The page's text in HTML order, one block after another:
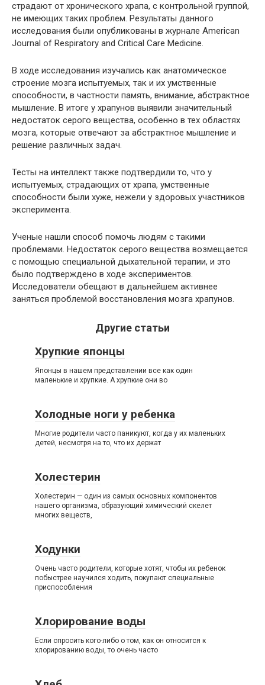
страдают от хронического храпа, с контрольной группой,
не имеющих таких проблем. Результаты данного
исследования были опубликованы в журнале American
Journal of Respiratory and Critical Care Medicine.
В ходе исследования изучались как анатомическое
строение мозга испытуемых, так и их умственные
способности, в частности память, внимание, абстрактное
мышление. В итоге у храпунов выявили значительный
недостаток серого вещества, особенно в тех областях
мозга, которые отвечают за абстрактное мышление и
решение различных задач.
Тесты на интеллект также подтвердили то, что у
испытуемых, страдающих от храпа, умственные
способности были хуже, нежели у здоровых участников
эксперимента.
Ученые нашли способ помочь людям с такими
проблемами. Недостаток серого вещества возмещается
с помощью специальной дыхательной терапии, и это
было подтверждено в ходе экспериментов.
Исследователи обещают в дальнейшем активнее
заняться проблемой восстановления мозга храпунов.
Другие статьи
Хрупкие японцы
Японцы в нашем представлении все как один
маленькие и хрупкие. А хрупкие они во
Холодные ноги у ребенка
Многие родители часто паникуют, когда у их маленьких
детей, несмотря на то, что их держат
Холестерин
Холестерин — один из самых основных компонентов
нашего организма, образующий химический скелет
многих веществ,
Ходунки
Очень часто родители, которые хотят, чтобы их ребенок
побыстрее научился ходить, покупают специальные
приспособления
Хлорирование воды
Если спросить кого-либо о том, как он относится к
хлорированию воды, то очень часто